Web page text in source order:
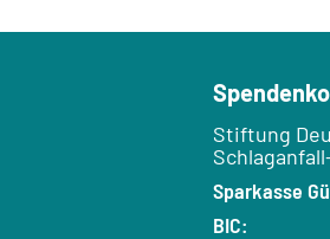
Empfänger:
Stiftung
Bank:
Sparkasse
BIC: